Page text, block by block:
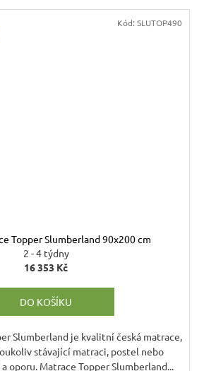
Topper Slumberland 90x200 cm
2 - 4 týdny
16 353 Kč
DO KOŠÍKU
Slumberland je kvalitní česká matrace,
stávající matraci, postel nebo
oporu. Matrace Topper Slumberland...
Kód: SLUTOP490